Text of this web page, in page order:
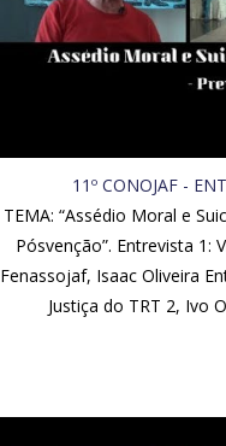
11º CONOJAF -
TEMA: “Assédio Moral e
Pósvenção”. Entrevista 1:
Fenassojaf, Isaac Oliveira
Justiça do TRT 2, Ivo